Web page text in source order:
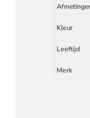
Kleur
Leeftijd
Merk